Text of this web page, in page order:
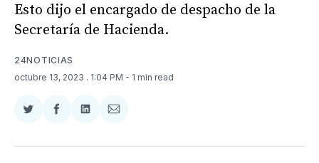
Esto dijo el encargado de despacho de la
Secretaría de Hacienda.
24NOTICIAS
octubre 13, 2023 . 1:04 PM - 1 min read
Compartir
Twitter
Compartir
Facebook
Compartir
LinkedIn
Compartir
Email